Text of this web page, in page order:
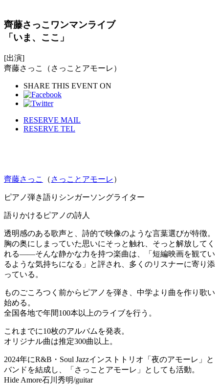
齊藤さっこワンマンライブ
「いま、ここ」
[出演]
齊藤さっこ（さっことアモーレ）
SHARE THIS EVENT ON
RESERVE MAIL
RESERVE TEL
齊藤さっこ （ さっことアモーレ ）
ピアノ弾き語りシンガーソングライター
語りかけるピアノの詩人
透明感のある歌声と、詩的で映像のような言葉選びが特徴。
胸の奥にしまっていた思いにそっと触れ、そっと解放してく
れる——そんな静かな力を持つ楽曲は、「短編映画を観てい
るような気持ちになる」と評され、多くのリスナーに寄り添
っている。
ものごころつく前からピアノを弾き、中学より曲を作り歌い
始める。
全国各地で年間100本以上のライブを行う。
これまでに10枚のアルバムを発表。
オリジナル曲は推定300曲以上。
2024年にR&B・Soul Jazzインストトリオ「夜のアモーレ」と
バンドを結成し、「さっことアモーレ」としても活動。
Hide Amore石川秀明/guitar